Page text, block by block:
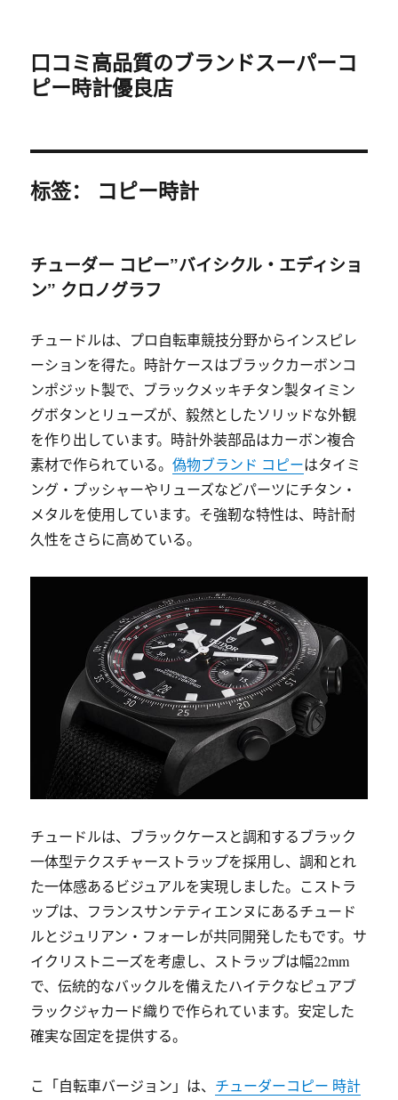
口コミ高品質のブランドスーパーコ
ピー時計優良店
标签： コピー時計
チューダー コピー”バイシクル・エディショ
ン” クロノグラフ
チュードルは、プロ自転車競技分野からインスピレ
ーションを得た。時計ケースはブラックカーボンコ
ンポジット製で、ブラックメッキチタン製タイミン
グボタンとリューズが、毅然としたソリッドな外観
を作り出しています。時計外装部品はカーボン複合
素材で作られている。偽物ブランド コピーはタイミ
ング・プッシャーやリューズなどパーツにチタン・
メタルを使用しています。そ強靭な特性は、時計耐
久性をさらに高めている。
チュードルは、ブラックケースと調和するブラック
一体型テクスチャーストラップを採用し、調和とれ
た一体感あるビジュアルを実現しました。こストラ
ップは、フランスサンテティエンヌにあるチュード
ルとジュリアン・フォーレが共同開発したもです。サ
イクリストニーズを考慮し、ストラップは幅22mm
で、伝統的なバックルを備えたハイテクなピュアブ
ラックジャカード織りで作られています。安定した
確実な固定を提供する。
こ「自転車バージョン」は、 チューダーコピー 時計